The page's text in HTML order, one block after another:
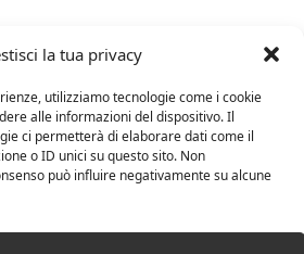
la tua privacy
utilizziamo tecnologie come i cookie
alle informazioni del dispositivo. Il
ci permetterà di elaborare dati come il
o ID unici su questo sito. Non
può influire negativamente su alcune
2025
di frutta africani